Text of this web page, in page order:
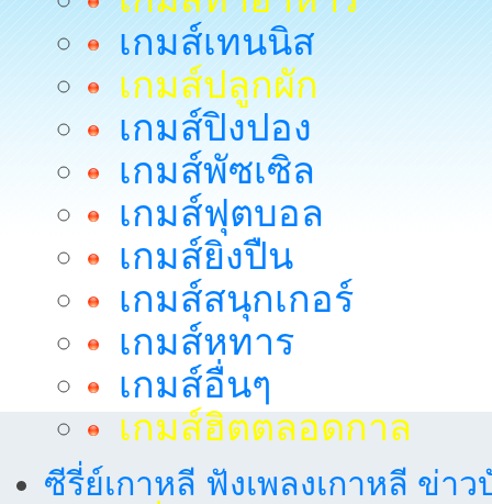
เกมส์เทนนิส
เกมส์ปลูกผัก
เกมส์ปิงปอง
เกมส์พัซเซิล
เกมส์ฟุตบอล
เกมส์ยิงปืน
เกมส์สนุกเกอร์
เกมส์หทาร
เกมส์อื่นๆ
เกมส์ฮิตตลอดกาล
ซีรี่ย์เกาหลี ฟังเพลงเกาหลี ข่าว